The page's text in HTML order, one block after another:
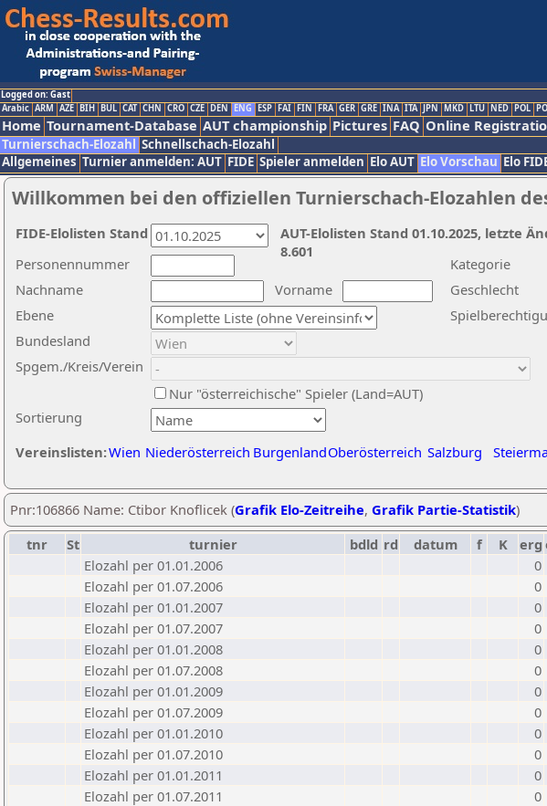
Logged on: Gast
Arabic ARM AZE BIH BUL CAT CHN CRO CZE DEN ENG ESP FAI FIN FRA GER GRE INA ITA JPN MKD LTU NED POL
Home Tournament-Database AUT championship Pictures FAQ Online
Turnierschach-Elozahl Schnellschach-Elozahl
Allgemeines Turnier anmelden: AUT FIDE Spieler anmelden Elo AUT Elo Vorschau Elo
Willkommen bei den offiziellen Turnierschach-Elozahlen
Nachname
Vorname
Ebene
Kategorie
Sortierung
Personennummer
Bundesland
Spgem./Kreis/Verein
Geschlecht
Nur "österreichische" Spieler (Land=AUT)
Vereinslisten:Wien Niederösterreich BurgenlandOberösterreich Salzburg
AUT-Elolisten Stand 01.10.2025, letzte
8.601
FIDE-Elolisten Stand
Pnr:106866 Name: Ctibor Knoflicek (Grafik Elo-Zeitreihe, Grafik Partie-Statistik)
tnr
St turnier bdld rd datum f K erg
Elozahl per 01.01.2006
0
Elozahl per 01.07.2006
0
Elozahl per 01.01.2007
0
Elozahl per 01.07.2007
0
Elozahl per 01.01.2008
0
Elozahl per 01.07.2008
0
Elozahl per 01.01.2009
0
Elozahl per 01.07.2009
0
Elozahl per 01.01.2010
0
Elozahl per 01.07.2010
0
Elozahl per 01.01.2011
0
Elozahl per 01.07.2011
0